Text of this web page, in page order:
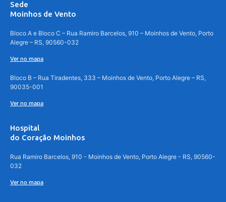
Sede
Moinhos de Vento
Bloco A e Bloco C – Rua Ramiro Barcelos, 910 – Moinhos de Vento, Porto
Alegre – RS, 90560-032
Ver no mapa
Bloco B – Rua Tiradentes, 333 – Moinhos de Vento, Porto Alegre – RS,
90035-001
Ver no mapa
Hospital
do Coração Moinhos
Rua Ramiro Barcelos, 910 - Moinhos de Vento, Porto Alegre - RS, 90560-
032
Ver no mapa